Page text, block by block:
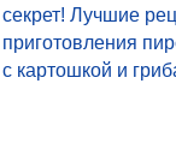
секрет! Лучшие
приготовления
с картошкой и